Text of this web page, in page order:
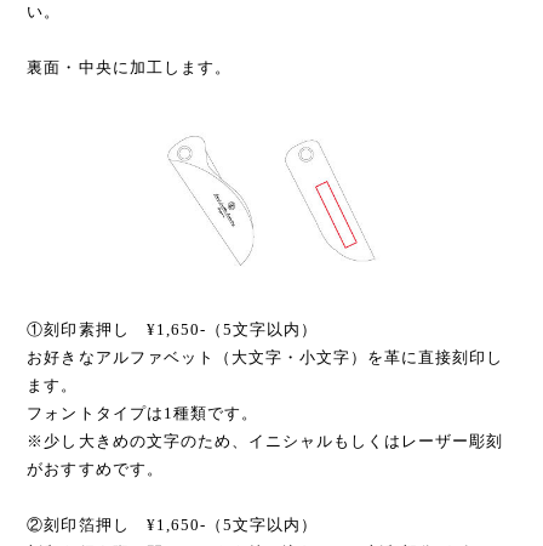
い。
裏面・中央に加工します。
①刻印素押し ¥1,650-（5文字以内）
お好きなアルファベット（大文字・小文字）を革に直接刻印し
ます。
フォントタイプは1種類です。
※少し大きめの文字のため、イニシャルもしくはレーザー彫刻
がおすすめです。
②刻印箔押し ¥1,650-（5文字以内）